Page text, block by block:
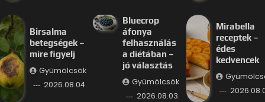
Birsalma
betegségek –
mire figyelj
Gyümölcsök
2026.08.04.
Bluecrop
áfonya
felhasználás
a diétában –
jó választás
Gyümölcsök
2026.08.03.
Mirabella
receptek –
édes
kedvencek